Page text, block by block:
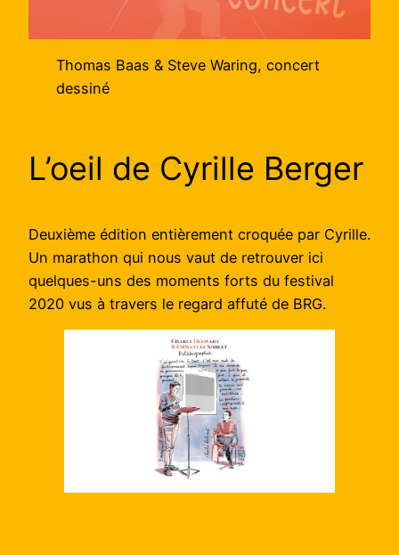
Thomas Baas & Steve Waring, concert
dessiné
L’oeil de Cyrille Berger
Deuxième édition entièrement croquée par Cyrille.
Un marathon qui nous vaut de retrouver ici
quelques-uns des moments forts du festival
2020 vus à travers le regard affuté de BRG.